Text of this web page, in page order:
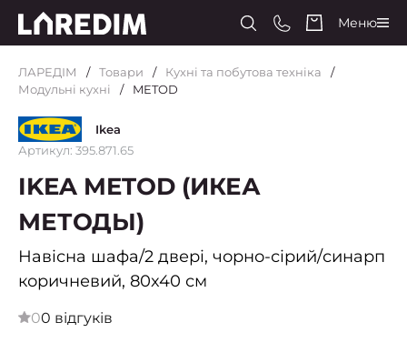
Меню
ЛАРЕДІМ Товари
Кухні та побутова техніка
Модульні кухні
METOD
Ikea
Артикул: 395.871.65
IKEA METOD (ИКЕА
МЕТОДЫ)
Навісна шафа/2 двері, чорно-сірий/синарп
коричневий, 80x40 см
00 відгуків